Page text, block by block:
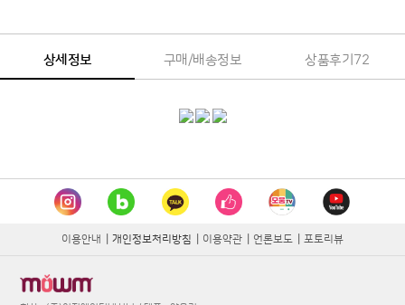
상세정보 구매/배송정보 상품후기 72
이용안내 개인정보처리방침 이용약관 언론보도 포토리뷰